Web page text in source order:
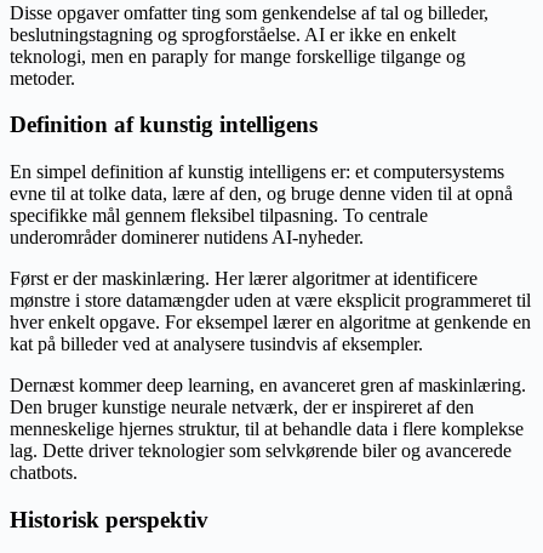
Disse opgaver omfatter ting som genkendelse af tal og billeder,
beslutningstagning og sprogforståelse. AI er ikke en enkelt
teknologi, men en paraply for mange forskellige tilgange og
metoder.
Definition af kunstig intelligens
En simpel definition af kunstig intelligens er: et computersystems
evne til at tolke data, lære af den, og bruge denne viden til at opnå
specifikke mål gennem fleksibel tilpasning. To centrale
underområder dominerer nutidens AI-nyheder.
Først er der maskinlæring. Her lærer algoritmer at identificere
mønstre i store datamængder uden at være eksplicit programmeret til
hver enkelt opgave. For eksempel lærer en algoritme at genkende en
kat på billeder ved at analysere tusindvis af eksempler.
Dernæst kommer deep learning, en avanceret gren af maskinlæring.
Den bruger kunstige neurale netværk, der er inspireret af den
menneskelige hjernes struktur, til at behandle data i flere komplekse
lag. Dette driver teknologier som selvkørende biler og avancerede
chatbots.
Historisk perspektiv